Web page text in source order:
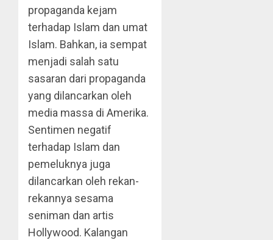
propaganda kejam
terhadap Islam dan umat
Islam. Bahkan, ia sempat
menjadi salah satu
sasaran dari propaganda
yang dilancarkan oleh
media massa di Amerika.
Sentimen negatif
terhadap Islam dan
pemeluknya juga
dilancarkan oleh rekan-
rekannya sesama
seniman dan artis
Hollywood. Kalangan